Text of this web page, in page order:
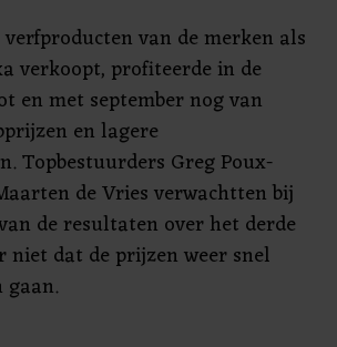
van de merken als
verkoopt, profiteerde in de
en met september nog van
en lagere
Topbestuurders Greg Poux-
de Vries verwachtten bij
de resultaten over het derde
niet dat de prijzen weer snel
gaan.